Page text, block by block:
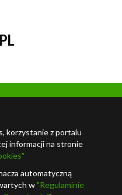
korzystanie z portalu
informacji na stronie
automatyczną
w"Regulaminie